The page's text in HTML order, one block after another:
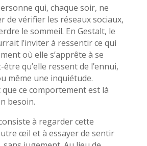
qui, chaque soir, ne
de vérifier les réseaux sociaux,
le sommeil. En Gestalt, le
l’inviter à ressentir ce qui
où elle s’apprête à se
qu’elle ressent de l’ennui,
même une inquiétude.
ce comportement est là
besoin.
à regarder cette
œil et à essayer de sentir